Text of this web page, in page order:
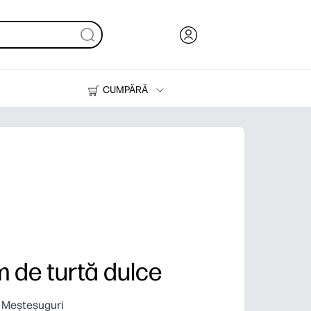
CUMPĂRĂ
Imprimante
de turtă dulce